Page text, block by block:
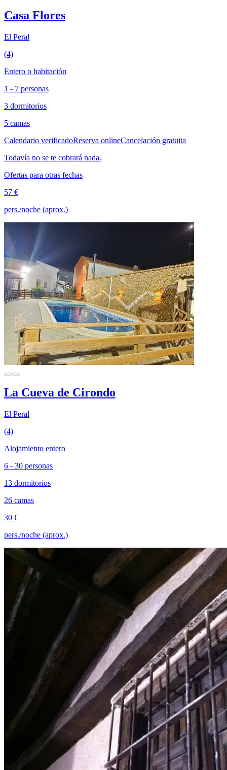
Casa Flores
El Peral
(4)
Entero o habitación
1 - 7 personas
3 dormitorios
5 camas
Calendario verificadoReserva onlineCancelación gratuita
Todavía no se te cobrará nada.
Ofertas para otras fechas
57 €
pers./noche (aprox.)
La Cueva de Cirondo
El Peral
(4)
Alojamiento entero
6 - 30 personas
13 dormitorios
26 camas
30 €
pers./noche (aprox.)